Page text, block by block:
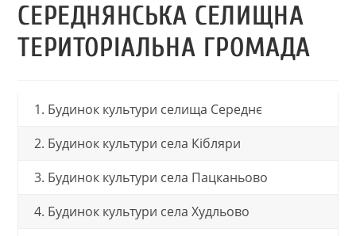
СЕРЕДНЯНСЬКА СЕЛИЩНА
ТЕРИТОРІАЛЬНА ГРОМАДА
1. Будинок культури селища Середнє
2. Будинок культури села Кібляри
3. Будинок культури села Пацканьово
4. Будинок культури села Худльово